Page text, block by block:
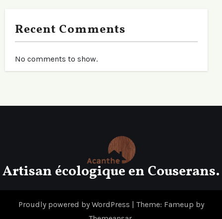
Recent Comments
No comments to show.
Artisan écologique en Couserans.
Proudly powered by WordPress | Theme: Fameup by